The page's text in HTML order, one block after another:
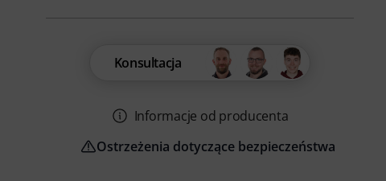
Konsultacja
Informacje od producenta
Ostrzeżenia dotyczące bezpieczeństwa